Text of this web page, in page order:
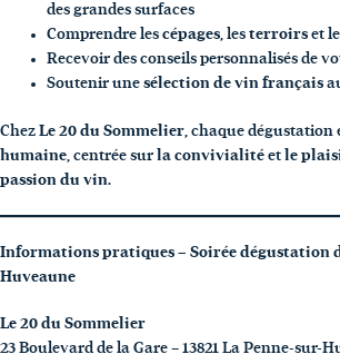
des grandes surfaces
Comprendre les cépages, les terroirs et
Recevoir des conseils personnalisés de
Soutenir une sélection de vin français
Chez Le 20 du Sommelier, chaque dégustation
humaine, centrée sur la convivialité et le
passion du vin.
Informations pratiques – Soirée dégustation
Huveaune
Le 20 du Sommelier
23 Boulevard de la Gare – 13821 La Penne-sur-